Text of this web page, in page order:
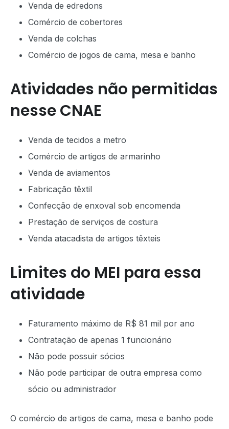
Venda de edredons
Comércio de cobertores
Venda de colchas
Comércio de jogos de cama, mesa e banho
Atividades não permitidas
nesse CNAE
Venda de tecidos a metro
Comércio de artigos de armarinho
Venda de aviamentos
Fabricação têxtil
Confecção de enxoval sob encomenda
Prestação de serviços de costura
Venda atacadista de artigos têxteis
Limites do MEI para essa
atividade
Faturamento máximo de R$ 81 mil por ano
Contratação de apenas 1 funcionário
Não pode possuir sócios
Não pode participar de outra empresa como
sócio ou administrador
O comércio de artigos de cama, mesa e banho pode